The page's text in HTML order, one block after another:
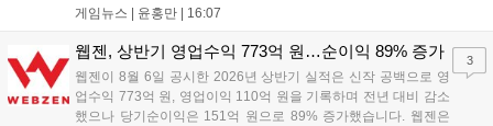
이 필수다. 해당 상품들은 온라인 추첨제로만 판매되며, 이번 조치는 과
러한 정책이 시장 물량 안정화에 어떤 영향을 미칠지 업계의 이목이 쏠
리고 있다....
게임뉴스 | 윤홍만 16:07
웹젠, 상반기 영업수익 773억 원…순이익 89% 증가
웹젠이 8월 6일 공시한 2026년 상반기 실적은 신작 공백으로 영
업수익 773억 원, 영업이익 110억 원을 기록하며 전년 대비 감소
했으나 당기순이익은 151억 원으로 89% 증가했습니다. 웹젠은
3